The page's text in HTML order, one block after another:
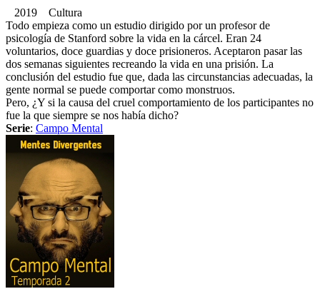
2019 Cultura
Todo empieza como un estudio dirigido por un profesor de
psicología de Stanford sobre la vida en la cárcel. Eran 24
voluntarios, doce guardias y doce prisioneros. Aceptaron pasar las
dos semanas siguientes recreando la vida en una prisión. La
conclusión del estudio fue que, dada las circunstancias adecuadas, la
gente normal se puede comportar como monstruos.
Pero, ¿Y si la causa del cruel comportamiento de los participantes no
fue la que siempre se nos había dicho?
Serie: Campo Mental